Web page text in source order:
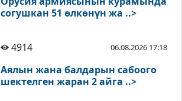
согушкан 51 өлкөнүн жа ..>
4914 06.08.2026 17:18
Аялын жана балдарын сабоого
шектелген жаран 2 айга ..>